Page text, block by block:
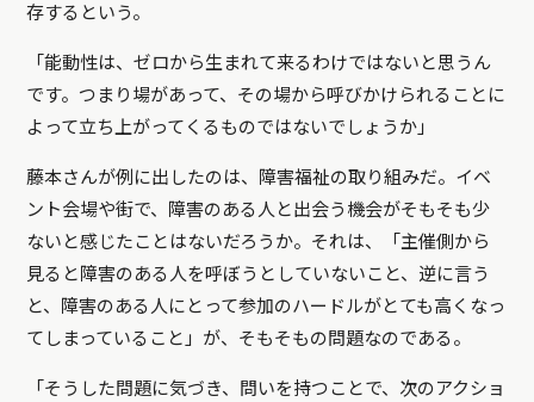
存するという。
「能動性は、ゼロから生まれて来るわけではないと思うん
です。つまり場があって、その場から呼びかけられることに
よって立ち上がってくるものではないでしょうか」
藤本さんが例に出したのは、障害福祉の取り組みだ。イベ
ント会場や街で、障害のある人と出会う機会がそもそも少
ないと感じたことはないだろうか。それは、「主催側から
見ると障害のある人を呼ぼうとしていないこと、逆に言う
と、障害のある人にとって参加のハードルがとても高くなっ
てしまっていること」が、そもそもの問題なのである。
「そうした問題に気づき、問いを持つことで、次のアクショ